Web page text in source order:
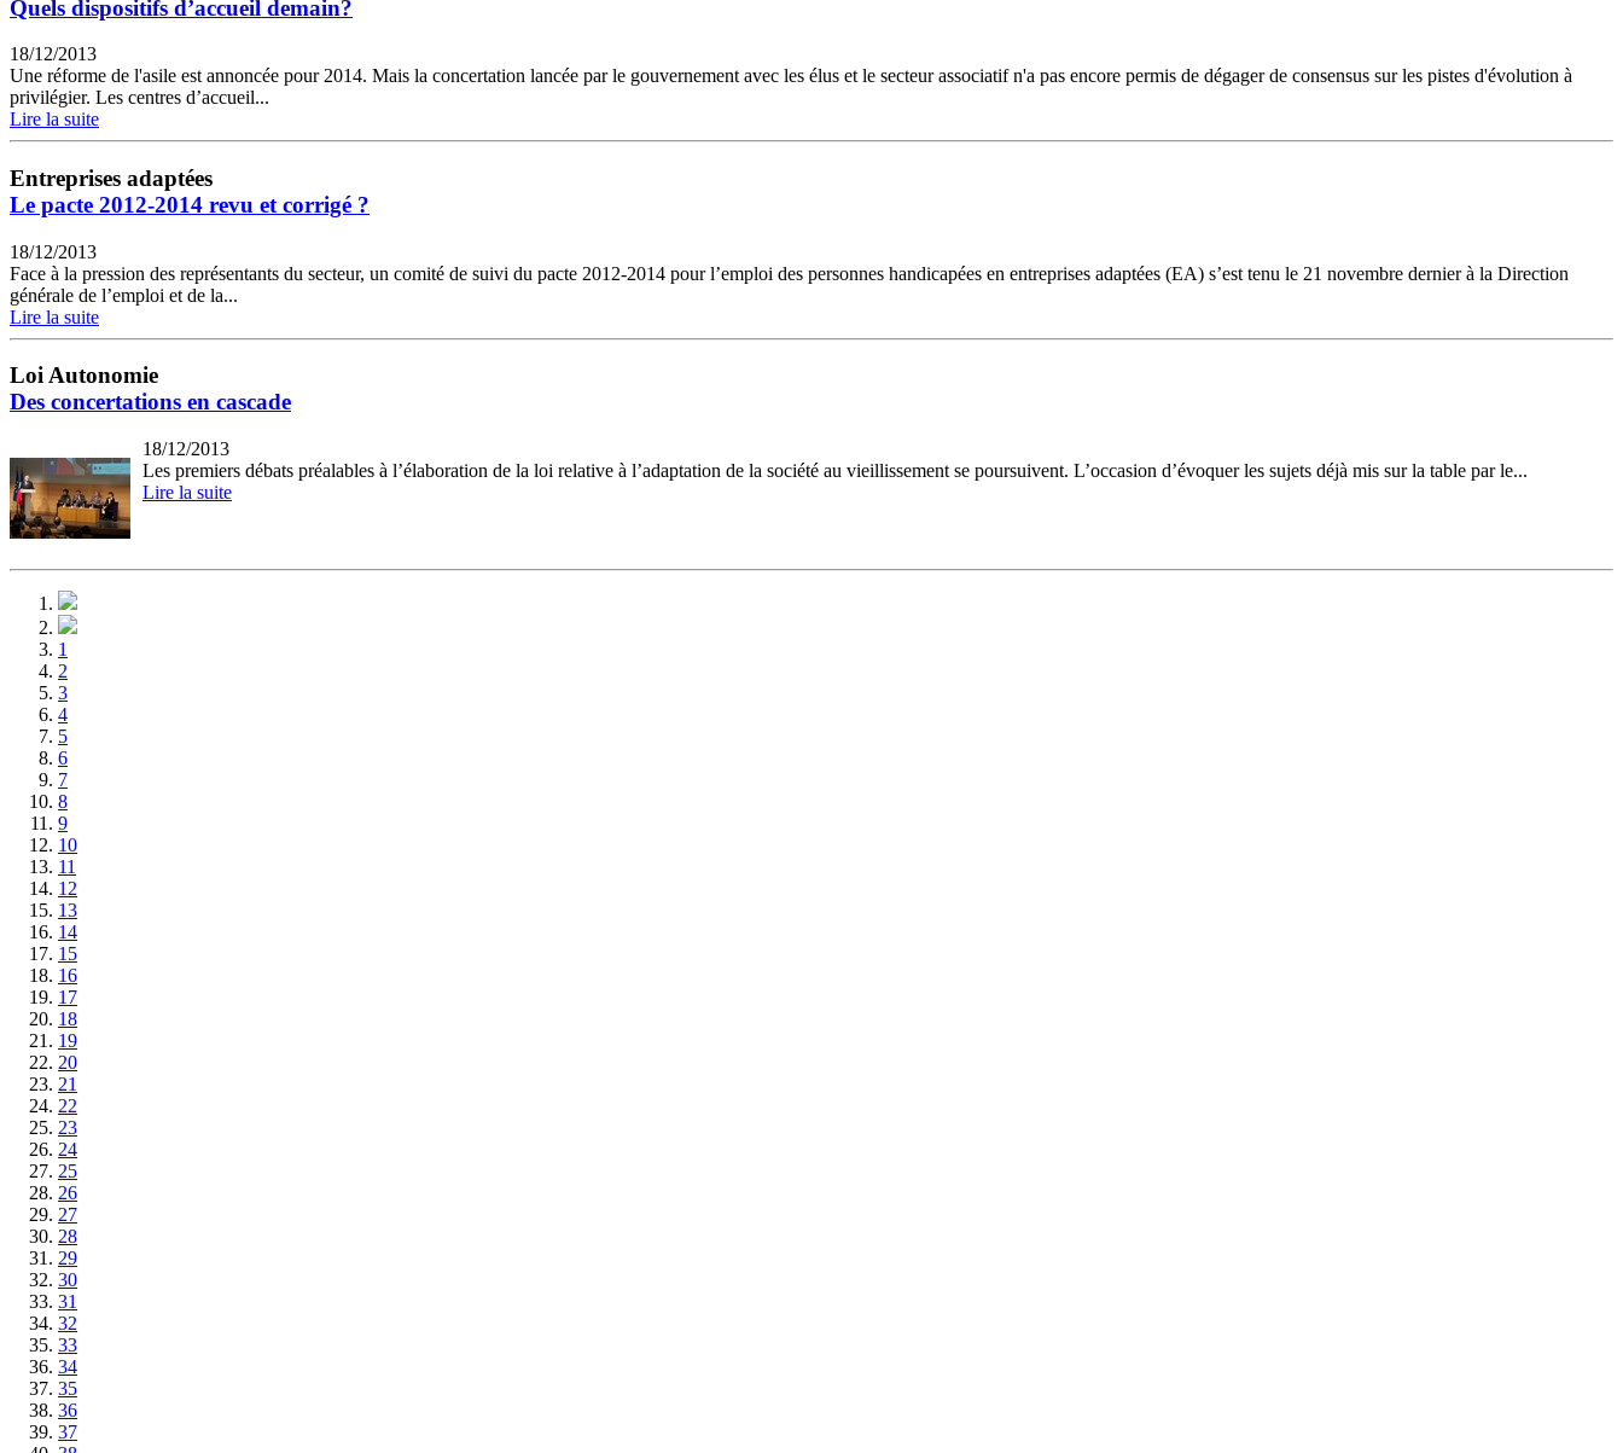
Quels dispositifs d’accueil demain?
18/12/2013
Une réforme de l'asile est annoncée pour 2014. Mais la concertation lancée par le gouvernement avec les élus et le secteur associatif n'a pas encore permis de dégager de consensus sur les pistes d'évolution à
privilégier. Les centres d’accueil...
Lire la suite
Entreprises adaptées
Le pacte 2012-2014 revu et corrigé ?
18/12/2013
Face à la pression des représentants du secteur, un comité de suivi du pacte 2012-2014 pour l’emploi des personnes handicapées en entreprises adaptées (EA) s’est tenu le 21 novembre dernier à la Direction
générale de l’emploi et de la...
Lire la suite
Loi Autonomie
Des concertations en cascade
18/12/2013
Les premiers débats préalables à l’élaboration de la loi relative à l’adaptation de la société au vieillissement se poursuivent. L’occasion d’évoquer les sujets déjà mis sur la table par le...
Lire la suite
1
2
3
4
5
6
7
8
9
10
11
12
13
14
15
16
17
18
19
20
21
22
23
24
25
26
27
28
29
30
31
32
33
34
35
36
37